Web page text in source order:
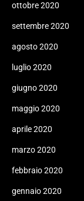
ottobre 2020
settembre 2020
agosto 2020
luglio 2020
giugno 2020
maggio 2020
aprile 2020
marzo 2020
febbraio 2020
gennaio 2020